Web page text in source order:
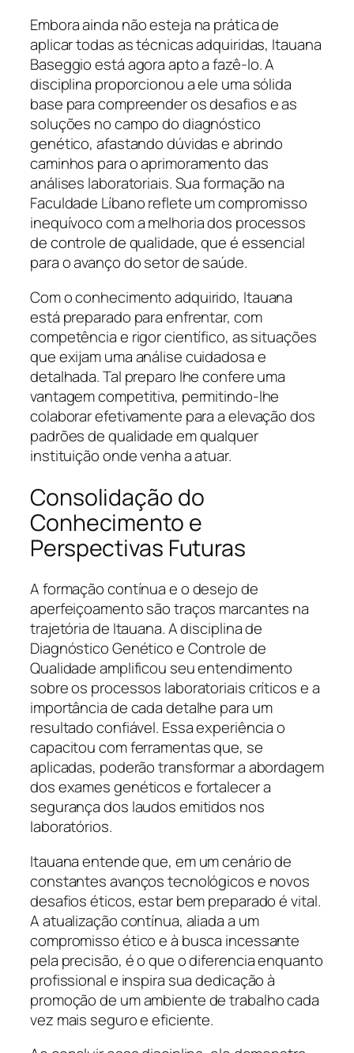
Embora ainda não esteja na prática de
aplicar todas as técnicas adquiridas, Itauana
Baseggio está agora apto a fazê-lo. A
disciplina proporcionou a ele uma sólida
base para compreender os desafios e as
soluções no campo do diagnóstico
genético, afastando dúvidas e abrindo
caminhos para o aprimoramento das
análises laboratoriais. Sua formação na
Faculdade Líbano reflete um compromisso
inequívoco com a melhoria dos processos
de controle de qualidade, que é essencial
para o avanço do setor de saúde.
Com o conhecimento adquirido, Itauana
está preparado para enfrentar, com
competência e rigor científico, as situações
que exijam uma análise cuidadosa e
detalhada. Tal preparo lhe confere uma
vantagem competitiva, permitindo-lhe
colaborar efetivamente para a elevação dos
padrões de qualidade em qualquer
instituição onde venha a atuar.
Consolidação do
Conhecimento e
Perspectivas Futuras
A formação contínua e o desejo de
aperfeiçoamento são traços marcantes na
trajetória de Itauana. A disciplina de
Diagnóstico Genético e Controle de
Qualidade amplificou seu entendimento
sobre os processos laboratoriais críticos e a
importância de cada detalhe para um
resultado confiável. Essa experiência o
capacitou com ferramentas que, se
aplicadas, poderão transformar a abordagem
dos exames genéticos e fortalecer a
segurança dos laudos emitidos nos
laboratórios.
Itauana entende que, em um cenário de
constantes avanços tecnológicos e novos
desafios éticos, estar bem preparado é vital.
A atualização contínua, aliada a um
compromisso ético e à busca incessante
pela precisão, é o que o diferencia enquanto
profissional e inspira sua dedicação à
promoção de um ambiente de trabalho cada
vez mais seguro e eficiente.